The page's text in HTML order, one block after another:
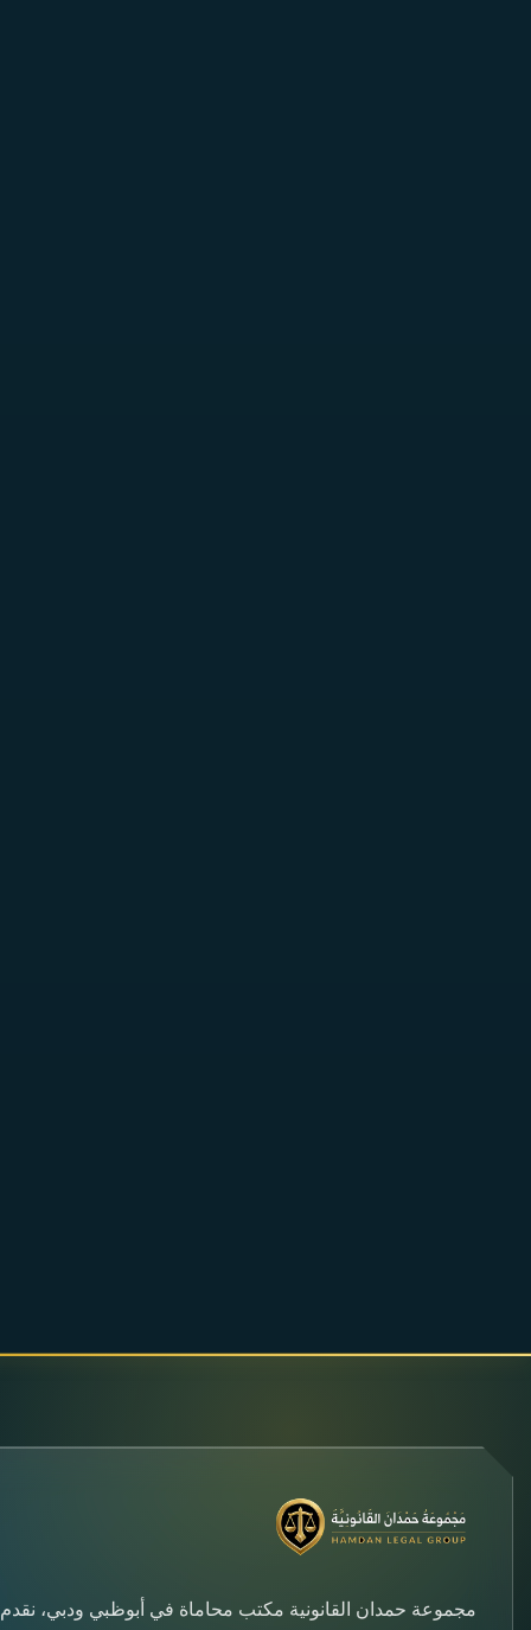
مجموعة حمدان القانونية مكتب محاماة في أبوظبي ودبي، نقدم